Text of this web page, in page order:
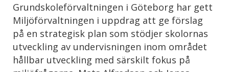
Grundskoleförvaltningen i Göteborg har gett
Miljöförvaltningen i uppdrag att ge förslag
på en strategisk plan som stödjer skolornas
utveckling av undervisningen inom området
hållbar utveckling med särskilt fokus på